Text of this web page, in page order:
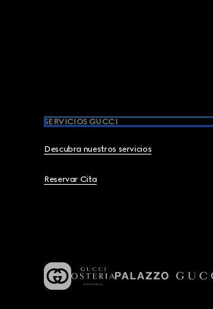
SERVICIOS GUCCI
Descubra nuestros servicios
Reservar Cita